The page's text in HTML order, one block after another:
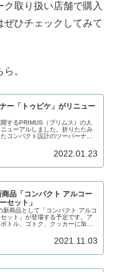
取り扱い店舗で購入
ひチェックしてみて
。
ー「トゥピケ」がリニュー
するPRIMUS（プリムス）の人
ューアルしました。折りたたみ
コンパクト設計のツーバーナー
2022.01.23
品「コンパクト アルコー
セット」
商品として「コンパクト アルコ
ット」が登場する予定です。ア
トル、ゴトク、クッカーに加
2021.11.03